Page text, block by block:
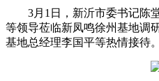
3月1日，新沂市委书记陈
等领导莅临新凤鸣徐州基地调
基地总经理李国平等热情接待。